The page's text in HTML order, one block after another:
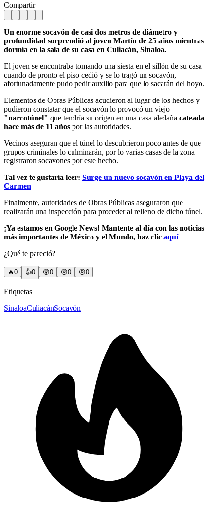
Compartir
Un enorme socavón de casi dos metros de diámetro y
profundidad sorprendió al joven Martín de 25 años mientras
dormía en la sala de su casa en Culiacán, Sinaloa.
El joven se encontraba tomando una siesta en el sillón de su casa
cuando de pronto el piso cedió y se lo tragó un socavón,
afortunadamente pudo pedir auxilio para que lo sacarán del hoyo.
Elementos de Obras Públicas acudieron al lugar de los hechos y
pudieron constatar que el socavón lo provocó un viejo
"narcotúnel" que tendría su origen en una casa aledaña cateada
hace más de 11 años por las autoridades.
Vecinos aseguran que el túnel lo descubrieron poco antes de que
grupos criminales lo culminarán, por lo varias casas de la zona
registraron socavones por este hecho.
Tal vez te gustaría leer: Surge un nuevo socavón en Playa del
Carmen
Finalmente, autoridades de Obras Públicas aseguraron que
realizarán una inspección para proceder al relleno de dicho túnel.
¡Ya estamos en Google News! Mantente al día con las noticias
más importantes de México y el Mundo, haz clic aquí
¿Qué te pareció?
🔥0 👍0 😲0 😢0 😠0
Etiquetas
SinaloaCuliacánSocavón